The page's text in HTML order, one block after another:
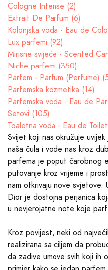
Cologne Intense (2)
Extrait De Parfum (6)
Kolonjska voda - Eau de
Lux parfemi (92)
Mirisne svijeće - Scented
Niche parfemi (350)
Parfem - Parfum (Perfume)
Parfemska kozmetika (14)
Parfemska voda - Eau de
Setovi (105)
Toaletna voda - Eau de
Svijet koji nas okružuje
naša čula i vode nas kroz
parfema je poput čarobnog
putovanje kroz vrijeme i
nam otkrivaju nove svjetove.
Dior je dostojna perjanica
u nevjerojatne note koje
Kroz povijest, neki od
realizirana sa ciljem da
da zadive umove svih koji ih